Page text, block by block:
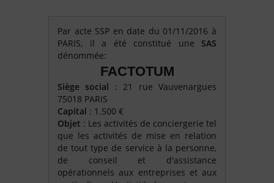
Par acte SSP en date du 01/11/2016 à
PARIS, il a été constitué une SAS
dénommée:
FACTOTUM
Siège social : 21 rue Vauvenargues
75018 PARIS
Capital : 1.500 €
Objet : Les activités de conciergerie tel
que les activités de mise en relation
de tout type de service à la personne,
de conseil et d'assistance
opérationnels aux entreprises et aux